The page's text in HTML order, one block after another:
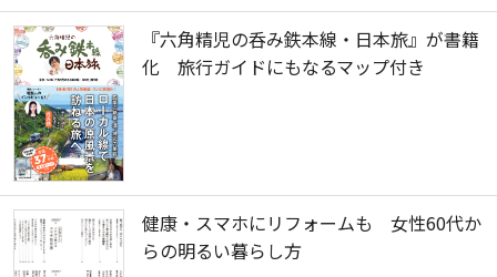
『六角精児の呑み鉄本線・日本旅』が書籍
化 旅行ガイドにもなるマップ付き
健康・スマホにリフォームも 女性60代か
らの明るい暮らし方